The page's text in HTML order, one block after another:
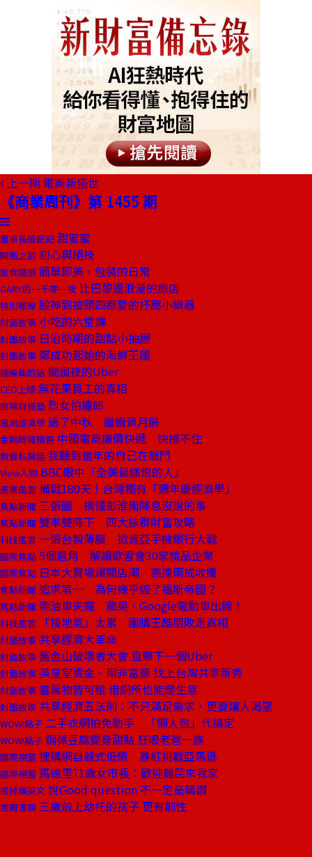
上一期 電商新盛世
《商業周刊》第 1455 期
董事長嬉遊記 甜蜜蜜
開瓶之前 初心與絕技
旅食隨想 簡單即美，包裝的日常
GARY的一千零一夜 比巴黎還浪漫的旅店
特別報導 股神到披頭四都愛的抒壓小樂器
封面故事 小吃的六堂課
封面故事 日治時期的甜點小抽屜
封面故事 鄭成功起始的海鮮王國
總編輯的話 颱風夜的Uber
CEO上線 無花果員工的真相
商場自慢塾 烈女怕纏郎
風尚經濟學 過了中秋 繼續賣月餅
金融時報精選 中國電商廉價快遞 快撐不住
教養私房話 我聽到童年的自己在敲門
View人物 BBC眼中「全美最痛恨的人」
產業風雲 備戰180天！台灣獨有「週年慶經濟學」
焦點新聞 三張圖 搞懂彭淮南降息沒說的事
焦點新聞 雙率雙降下 四大族群財富攻略
科技風雲 一張台製薄膜 掀肯亞手機銀行大戰
國際焦點 5個眉角 解讀歐習會30家精品企業
國際焦點 日本大賣場爆關店潮 高達兩成收攤
焦點新聞 追求第一 為何幾乎毀了福斯帝國？
焦點新聞 柴油車失寵 蘋果、Google電動車出線！
科技風雲 「接地氣」太累 團購王酷朋敗走真相
封面故事 共享經濟大革命
封面故事 舊金山破壞者大會 直擊下一個Uber
封面故事 英皇室資金、南非富豪 找上台灣共享新秀
封面故事 當萬物皆可租 借廁所也能變生意
封面故事 共享經濟五法則：不只滿足需求，更要讓人渴望
WOW!點子 二手衣網拍免動手 「懶人包」代搞定
WOW!點子 鋼彈豆腐變身甜點 狂吸老爸一族
國際視窗 捷購網自殺式低價 暴紅挑戰亞馬遜
國際視窗 馬德里71歲女市長：歡迎難民來我家
戒掉爛英文 說Good question 不一定是稱讚
商周書摘 三歲前上幼托的孩子 更有韌性